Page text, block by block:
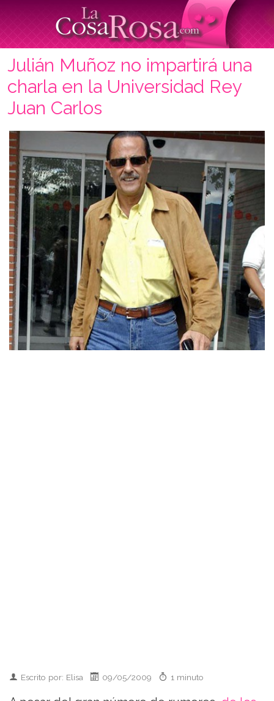
Julián Muñoz no impartirá una
charla en la Universidad Rey
Juan Carlos
Escrito por: Elisa 09/05/2009 1 minuto